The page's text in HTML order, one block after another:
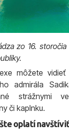
zo 16.
môžete vidieť
admirála
strážnymi
či kaplnku.
oplatí